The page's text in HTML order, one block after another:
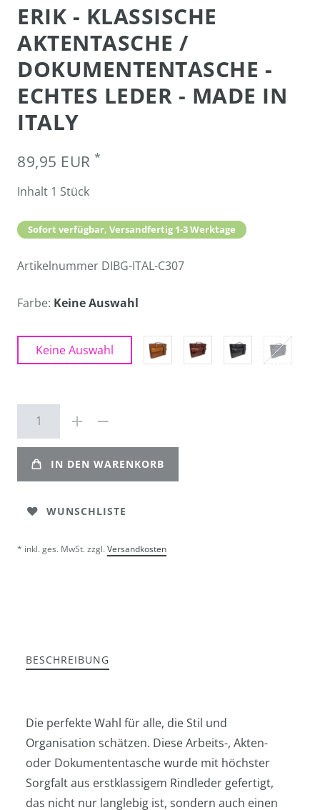
ERIK - KLASSISCHE
AKTENTASCHE /
DOKUMENTENTASCHE -
ECHTES LEDER - MADE IN
ITALY
89,95 EUR *
Inhalt 1 Stück
Sofort verfügbar, Versandfertig 1-3 Werktage
Artikelnummer DIBG-ITAL-C307
Farbe: Keine Auswahl
Keine Auswahl
IN DEN WARENKORB
WUNSCHLISTE
* inkl. ges. MwSt. zzgl.Versandkosten
BESCHREIBUNG
Die perfekte Wahl für alle, die Stil und
Organisation schätzen. Diese Arbeits-, Akten-
oder Dokumententasche wurde mit höchster
Sorgfalt aus erstklassigem Rindleder gefertigt,
das nicht nur langlebig ist, sondern auch einen